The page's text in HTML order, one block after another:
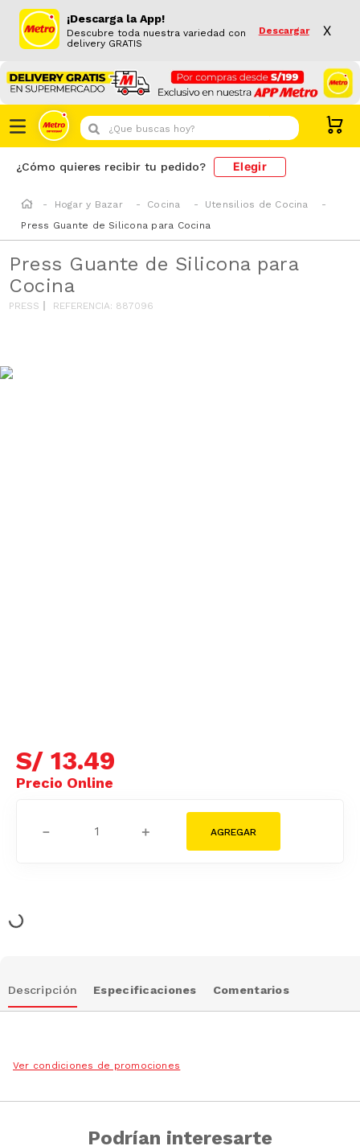
¡Descarga la App!
Descubre toda nuestra variedad con
delivery GRATIS
Descargar X
¿Que buscas hoy?
¿Cómo quieres recibir tu pedido? Elegir
Hogar y Bazar Cocina
Utensilios de Cocina
Press Guante de Silicona para Cocina
Press Guante de Silicona para
Cocina
PRESS REFERENCIA: 887096
S/ 13.49
＋
－
Descripción Especificaciones Comentarios
Ver condiciones de promociones
Podrían interesarte